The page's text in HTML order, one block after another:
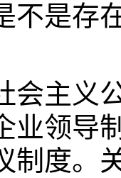
不是存
会主义
业领导
制度。